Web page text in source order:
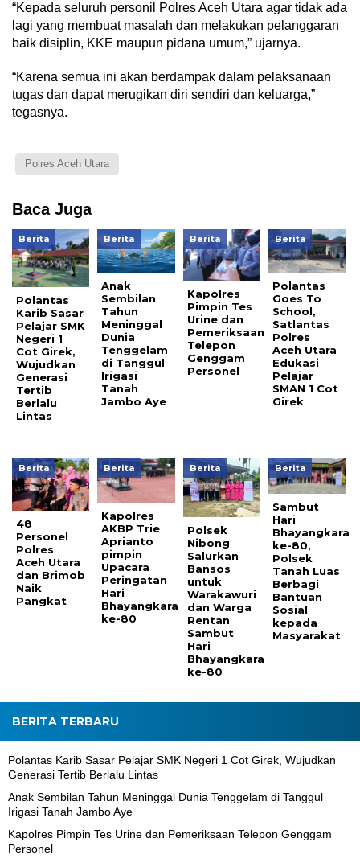
“Kepada seluruh personil Polres Aceh Utara agar tidak ada
lagi yang membuat masalah dan melakukan pelanggaran
baik disiplin, KKE maupun pidana umum,” ujarnya.
“Karena semua ini akan berdampak dalam pelaksanaan
tugas dan dapat merugikan diri sendiri dan keluarga,”
tegasnya.
Polres Aceh Utara
Baca Juga
Berita
Polantas
Karib Sasar
Pelajar SMK
Negeri 1
Cot Girek,
Wujudkan
Generasi
Tertib
Berlalu
Lintas
Berita
Anak
Sembilan
Tahun
Meninggal
Dunia
Tenggelam
di Tanggul
Irigasi
Tanah
Jambo Aye
Berita
Kapolres
Pimpin Tes
Urine dan
Pemeriksaan
Telepon
Genggam
Personel
Berita
Polantas
Goes To
School,
Satlantas
Polres
Aceh Utara
Edukasi
Pelajar
SMAN 1 Cot
Girek
Berita
48
Personel
Polres
Aceh Utara
dan Brimob
Naik
Pangkat
Berita
Kapolres
AKBP Trie
Aprianto
pimpin
Upacara
Peringatan
Hari
Bhayangkara
ke-80
Berita
Polsek
Nibong
Salurkan
Bansos
untuk
Warakawuri
dan Warga
Rentan
Sambut
Hari
Bhayangkara
ke-80
Berita
Sambut
Hari
Bhayangkara
ke-80,
Polsek
Tanah Luas
Berbagi
Bantuan
Sosial
kepada
Masyarakat
BERITA TERBARU
Polantas Karib Sasar Pelajar SMK Negeri 1 Cot Girek, Wujudkan
Generasi Tertib Berlalu Lintas
Anak Sembilan Tahun Meninggal Dunia Tenggelam di Tanggul
Irigasi Tanah Jambo Aye
Kapolres Pimpin Tes Urine dan Pemeriksaan Telepon Genggam
Personel